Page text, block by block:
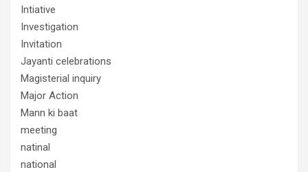
Intiative
Investigation
Invitation
Jayanti celebrations
Magisterial inquiry
Major Action
Mann ki baat
meeting
natinal
national